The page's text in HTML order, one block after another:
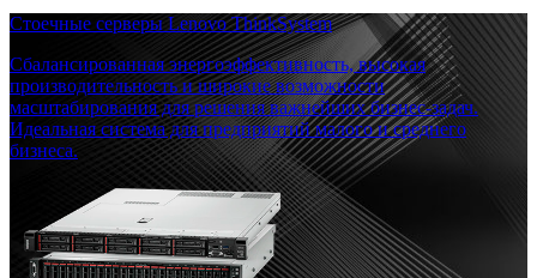
Стоечные серверы Lenovo ThinkSystem
Сбалансированная энергоэффективность, высокая
производительность и широкие возможности
масштабирования для решения важнейших бизнес-задач.
Идеальная система для предприятий малого и среднего
бизнеса.